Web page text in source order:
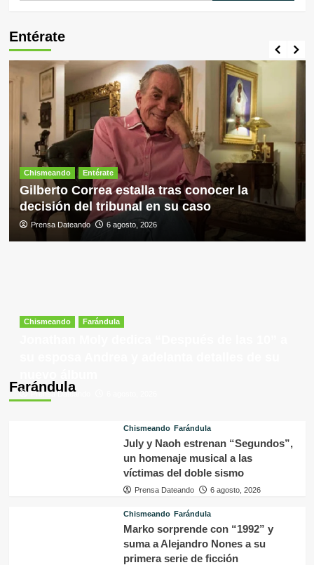
Entérate
Chismeando Entérate
Gilberto Correa estalla tras conocer la
decisión del tribunal en su caso
Prensa Dateando 6 agosto, 2026
Farándula
Chismeando Farándula
Prensa Dateando
Chismeando Farándula
July y Naoh estrenan “Segundos”,
un homenaje musical a las
víctimas del doble sismo
Prensa Dateando 6 agosto, 2026
Chismeando Farándula
Marko sorprende con “1992” y
suma a Alejandro Nones a su
primera serie de ficción